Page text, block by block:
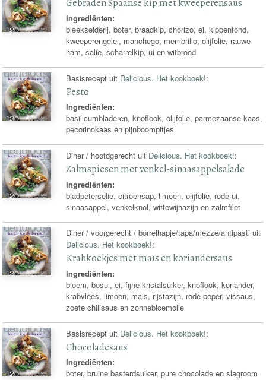
Gebraden Spaanse kip met kweeperensaus
Ingrediënten:
bleekselderij, boter, braadkip, chorizo, ei, kippenfond,
kweeperengelei, manchego, membrillo, olijfolie, rauwe
ham, salie, scharrelkip, ui en witbrood
Basisrecept uit Delicious. Het kookboek!:
Pesto
Ingrediënten:
basilicumbladeren, knoflook, olijfolie, parmezaanse kaas,
pecorinokaas en pijnboompitjes
Diner / hoofdgerecht uit Delicious. Het kookboek!:
Zalmspiesen met venkel-sinaasappelsalade
Ingrediënten:
bladpeterselie, citroensap, limoen, olijfolie, rode ui,
sinaasappel, venkelknol, wittewijnazijn en zalmfilet
Diner / voorgerecht / borrelhapje/tapa/mezze/antipasti uit
Delicious. Het kookboek!:
Krabkoekjes met maïs en koriandersaus
Ingrediënten:
bloem, bosui, ei, fijne kristalsuiker, knoflook, koriander,
krabvlees, limoen, mais, rijstazijn, rode peper, vissaus,
zoete chilisaus en zonnebloemolie
Basisrecept uit Delicious. Het kookboek!:
Chocoladesaus
Ingrediënten:
boter, bruine basterdsuiker, pure chocolade en slagroom